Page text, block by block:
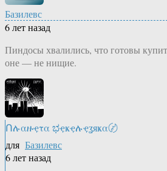
Базилевс
6 лет назад
Пиндосы хвалились, что готовы
оне — не нищие.
Ոሉαዙҿτα ಭҿҝҿሉҿʓяҝα〄
для Базилевс
6 лет назад